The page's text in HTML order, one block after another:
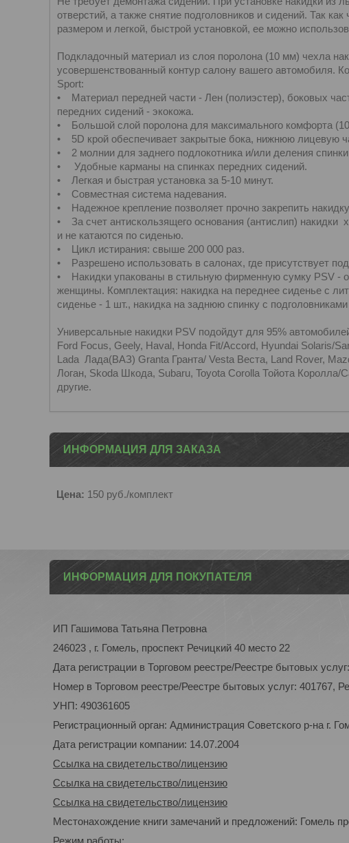
отверстий, а также снятие подголовников и сидений. Так
размером и легкой, быстрой установкой, ее можно
Подкладочный материал из слоя поролона (10 мм) чехла
усовершенствованный контур салону вашего автомобиля.
Sport:
• Материал передней части - Лен (полиэстер), боковых
передних сидений - экокожа.
• Большой слой поролона для максимального комфорта
• 5D крой обеспечивает закрытые бока, нижнюю лицевую
• 2 молнии для заднего подлокотника и/или деления
• Удобные карманы на спинках передних сидений.
• Легкая и быстрая установка за 5-10 минут.
• Совместная система надевания.
• Надежное крепление позволяет прочно закрепить
• За счет антискользящего основания (антислип) накидки
и не катаются по сиденью.
• Цикл истирания: свыше 200 000 раз.
• Разрешено использовать в салонах, где присутствует
• Накидки упакованы в стильную фирменную сумку PSV -
женщины. Комплектация: накидка на переднее сиденье с
сиденье - 1 шт., накидка на заднюю спинку с
Универсальные накидки PSV подойдут для 95%
Ford Focus, Geely, Haval, Honda Fit/Accord, Hyundai Solaris/
Lada Лада(ВАЗ) Granta Гранта/ Vesta Веста, Land Rover,
Логан, Skoda Шкода, Subaru, Toyota Corolla Тойота
другие.
ИНФОРМАЦИЯ ДЛЯ ЗАКАЗА
Цена: 150 руб./комплект
ИНФОРМАЦИЯ ДЛЯ ПОКУПАТЕЛЯ
ИП Гашимова Татьяна Петровна
246023 , г. Гомель, проспект Речицкий 40 место 22
Дата регистрации в Торговом реестре/Реестре бытовых
Номер в Торговом реестре/Реестре бытовых услуг: 401767,
УНП: 490361605
Регистрационный орган: Администрация Советского р-на г.
Дата регистрации компании: 14.07.2004
Ссылка на свидетельство/лицензию
Ссылка на свидетельство/лицензию
Ссылка на свидетельство/лицензию
Местонахождение книги замечаний и предложений: Гомель
Режим работы: